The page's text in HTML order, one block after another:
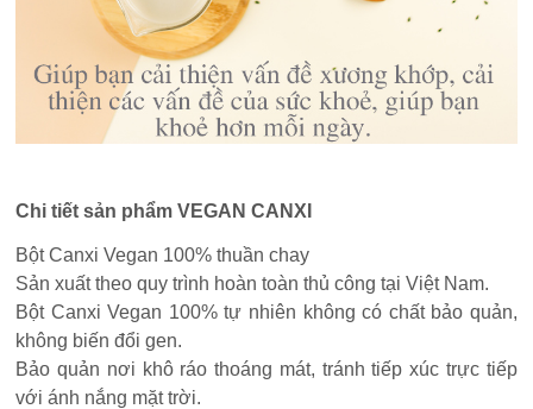
Chi tiết sản phẩm VEGAN CANXI
Bột Canxi Vegan 100% thuần chay
Sản xuất theo quy trình hoàn toàn thủ công tại Việt Nam.
Bột Canxi Vegan 100% tự nhiên không có chất bảo quản,
không biến đổi gen.
Bảo quản nơi khô ráo thoáng mát, tránh tiếp xúc trực tiếp
với ánh nắng mặt trời.